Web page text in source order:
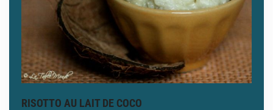
RISOTTO AU LAIT DE COCO